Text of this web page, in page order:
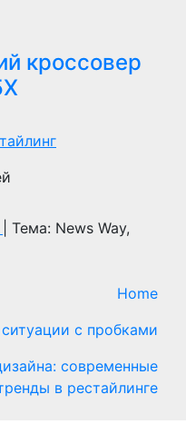
кроссовер
Тема: News Way,
Home
с пробками
современные
в рестайлинге